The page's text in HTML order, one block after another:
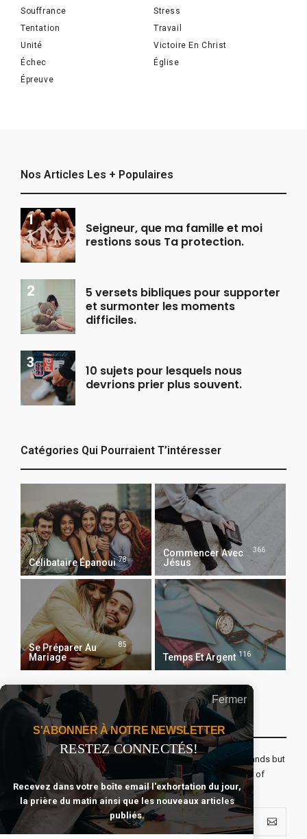
Souffrance
Stress
Tentation
Travail
Unité
Victoire En Christ
Échec
Église
Épreuve
Nos Articles Les + Populaires
Seigneur, que ma famille et moi
restions sous Ta protection.
5 versets bibliques pour supporter
et surmonter les moments
difficiles.
10 sujets pour lesquels nous
devrions prier plus souvent.
Catégories Qui Pourraient T’intéresser
Célibataire Épanoui 78
Commencer Avec
Jésus
366
Se Préparer Au
Mariage
85
Temps Et Argent 116
Recevoir Notre Newsletter Chaque Matin
The real voyage of discovery consists not in seeking new lands but
seeing with new eyes. All journeys have secret destinations of
which the traveler is unaware.
Fermer
S'ABONNER À NOTRE NEWSLETTER
RESTEZ CONNECTÉS!
Recevez dans votre boîte email l'exhortation du jour,
la prière du matin ainsi que les nouveaux articles
publiés.